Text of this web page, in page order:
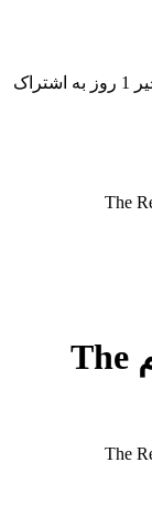
با توجه به مشکل دانلود طی 24 ساعت اخیر 1 روز به اشتراک
دانلود دوبله فارسی فیلم The